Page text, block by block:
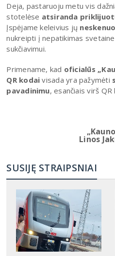
Deja, pastaruoju metu vis
stotelėse atsiranda
Įspėjame keleivius jų
nukreipti į nepatikimas
sukčiavimui.
Primename, kad oficialūs
QR kodai visada yra pažymėti
pavadinimu, esančiais virš QR
Linos
SUSIJĘ STRAIPSNIAI